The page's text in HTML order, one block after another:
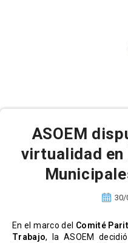
ASOEM
virtualidad en
30/
En el marco del Comité
Trabajo, la ASOEM